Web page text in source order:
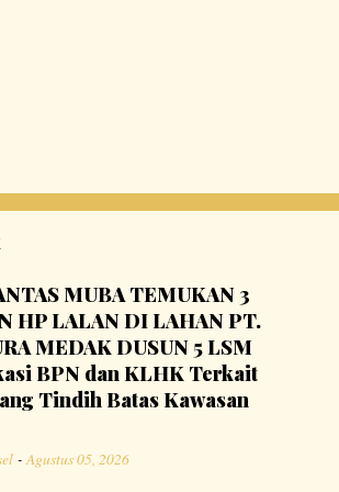
MUBA TEMUKAN 3
HP LALAN DI LAHAN PT.
MEDAK DUSUN 5 LSM
BPN dan KLHK Terkait
Tindih Batas Kawasan
-Agustus 05, 2026